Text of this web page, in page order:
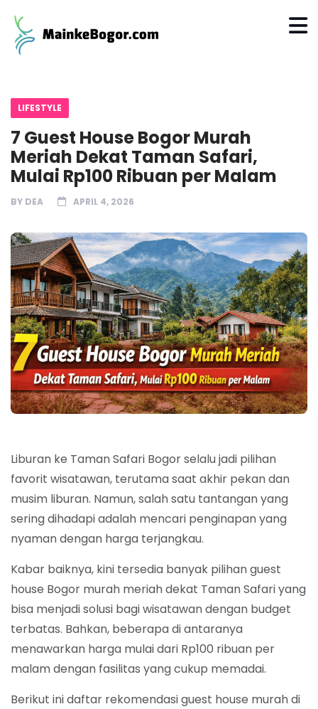
LIFESTYLE
7 Guest House Bogor Murah
Meriah Dekat Taman Safari,
Mulai Rp100 Ribuan per Malam
BY DEA APRIL 4, 2026
Liburan ke Taman Safari Bogor selalu jadi pilihan
favorit wisatawan, terutama saat akhir pekan dan
musim liburan. Namun, salah satu tantangan yang
sering dihadapi adalah mencari penginapan yang
nyaman dengan harga terjangkau.
Kabar baiknya, kini tersedia banyak pilihan guest
house Bogor murah meriah dekat Taman Safari yang
bisa menjadi solusi bagi wisatawan dengan budget
terbatas. Bahkan, beberapa di antaranya
menawarkan harga mulai dari Rp100 ribuan per
malam dengan fasilitas yang cukup memadai.
Berikut ini daftar rekomendasi guest house murah di